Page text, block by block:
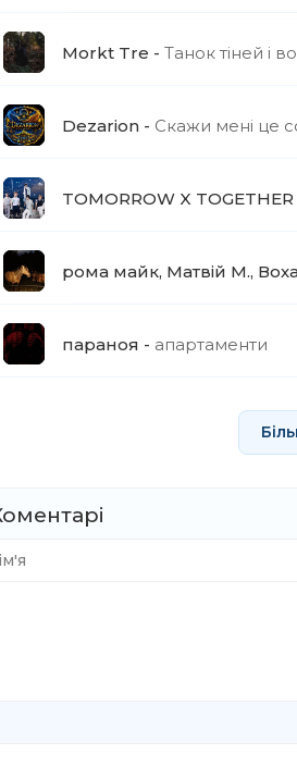
Morkt Tre Танок тіней і
Dezarion Скажи мені це
TOMORROW X TOGETHER
рома майк, Матвій М.,
параноя апартаменти